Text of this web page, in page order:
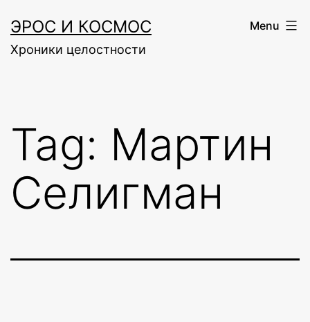
to
content
ЭРОС И КОСМОС
Хроники целостности
Menu
Tag: Мартин
Селигман